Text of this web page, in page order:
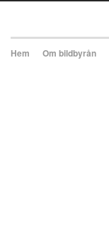
Hem Om bildbyrån